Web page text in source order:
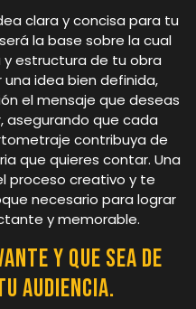
clara y concisa para tu
la base sobre la cual
estructura de tu obra
idea bien definida,
el mensaje que deseas
asegurando que cada
contribuya de
que quieres contar. Una
proceso creativo y te
necesario para lograr
y memorable.
y que sea de
audiencia.